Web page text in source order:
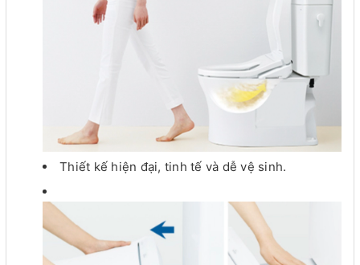
Thiết kế hiện đại, tinh tế và dễ vệ sinh.